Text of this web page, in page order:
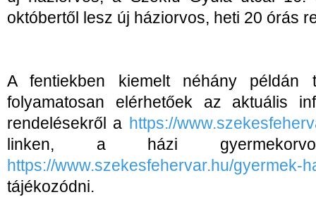
októbertől lesz új háziorvos, heti 20 órás
A fentiekben kiemelt néhány példán
folyamatosan elérhetőek az aktuális
rendelésekről a https://
linken, a házi
https://www.szekesfehervar.hu/gyermek-
tájékozódni.